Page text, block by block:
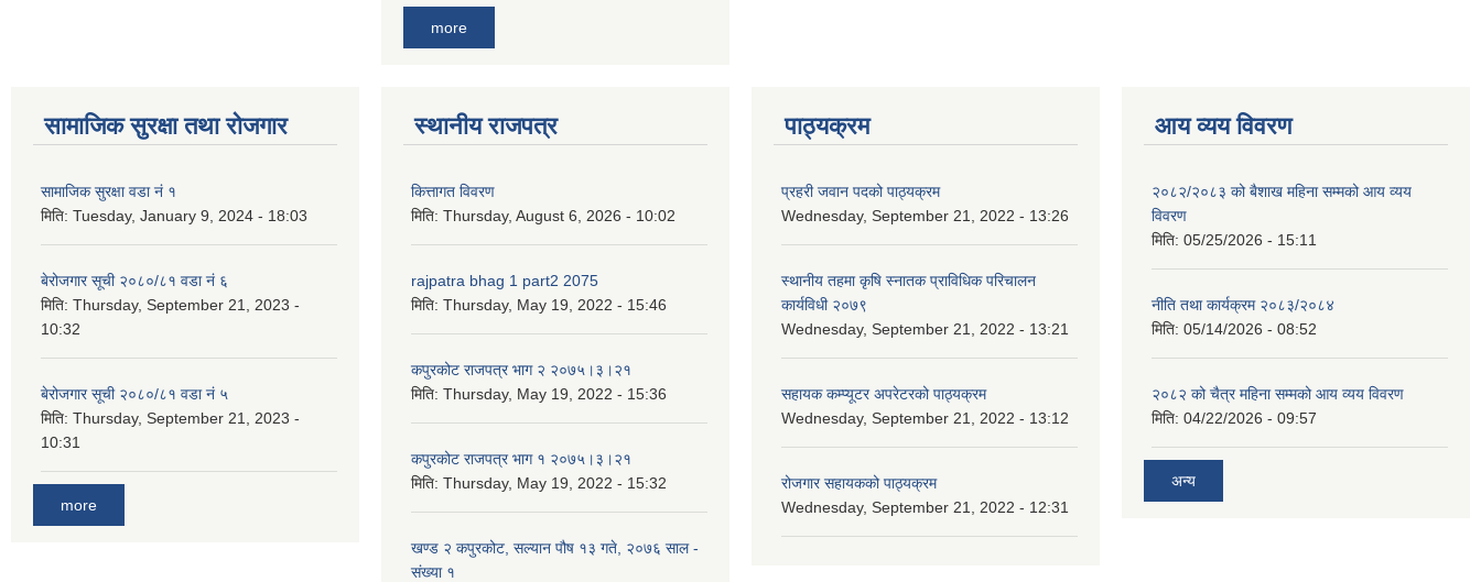
more
सामाजिक सुरक्षा तथा रोजगार
सामाजिक सुरक्षा वडा नं १
मिति: Tuesday, January 9, 2024 - 18:03
बेरोजगार सूची २०८०/८१ वडा नं ६
मिति: Thursday, September 21, 2023 -
10:32
बेरोजगार सूची २०८०/८१ वडा नं ५
मिति: Thursday, September 21, 2023 -
10:31
more
स्थानीय राजपत्र
कित्तागत विवरण
मिति: Thursday, August 6, 2026 - 10:02
rajpatra bhag 1 part2 2075
मिति: Thursday, May 19, 2022 - 15:46
कपुरकोट राजपत्र भाग २ २०७५।३।२१
मिति: Thursday, May 19, 2022 - 15:36
कपुरकोट राजपत्र भाग १ २०७५।३।२१
मिति: Thursday, May 19, 2022 - 15:32
खण्ड २ कपुरकोट, सल्यान पौष १३ गते, २०७६ साल -
संख्या १
पाठ्यक्रम
प्रहरी जवान पदको पाठ्यक्रम
Wednesday, September 21, 2022 - 13:26
स्थानीय तहमा कृषि स्नातक प्राविधिक परिचालन
कार्यविधी २०७९
Wednesday, September 21, 2022 - 13:21
सहायक कम्प्यूटर अपरेटरको पाठ्यक्रम
Wednesday, September 21, 2022 - 13:12
रोजगार सहायकको पाठ्यक्रम
Wednesday, September 21, 2022 - 12:31
आय व्यय विवरण
२०८२/२०८३ को बैशाख महिना सम्मको आय व्यय
विवरण
मिति: 05/25/2026 - 15:11
नीति तथा कार्यक्रम २०८३/२०८४
मिति: 05/14/2026 - 08:52
२०८२ को चैत्र महिना सम्मको आय व्यय विवरण
मिति: 04/22/2026 - 09:57
अन्य